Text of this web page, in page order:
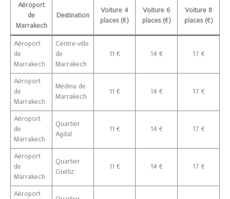
Aéroport
de
Marrakech
Destination
Voiture 4
places (€)
Voiture 6
places (€)
Voiture 8
places (€)
Aéroport
de
Marrakech
Centre-ville
de
Marrakech
11 € 14 € 17 €
Aéroport
de
Marrakech
Médina de
Marrakech
11 € 14 € 17 €
Aéroport
de
Marrakech
Quartier
Agdal
11 € 14 € 17 €
Aéroport
de
Marrakech
Quartier
Guéliz
11 € 14 € 17 €
Aéroport